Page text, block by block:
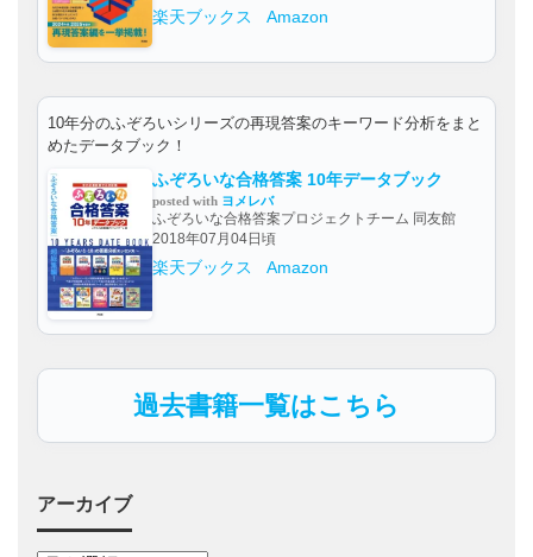
楽天ブックス Amazon
10年分のふぞろいシリーズの再現答案のキーワード分析をまと
めたデータブック！
ふぞろいな合格答案 10年データブック
posted with ヨメレバ
ふぞろいな合格答案プロジェクトチーム 同友館
2018年07月04日頃
楽天ブックス Amazon
過去書籍一覧はこちら
アーカイブ